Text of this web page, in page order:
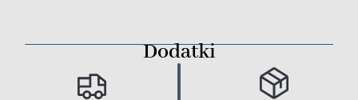
Dodatki